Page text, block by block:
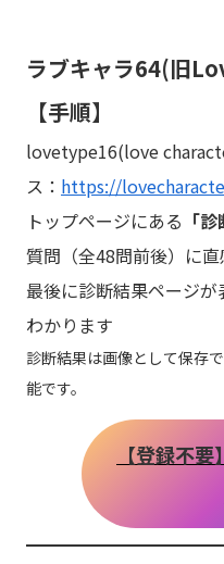
ラブキャラ64(旧
【手順】
lovetype16(love
ス： https://
トップページにある 「
質問（全48問前後）に
最後に診断結果ページ
わかります
診断結果は画像として保存で
能です。
【登録不